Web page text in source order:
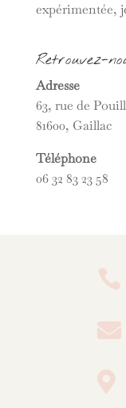
expérimentée,
Retrouvez-
Adresse
63, rue de
81600, Gaillac
Téléphone
06 32 83 23 58


